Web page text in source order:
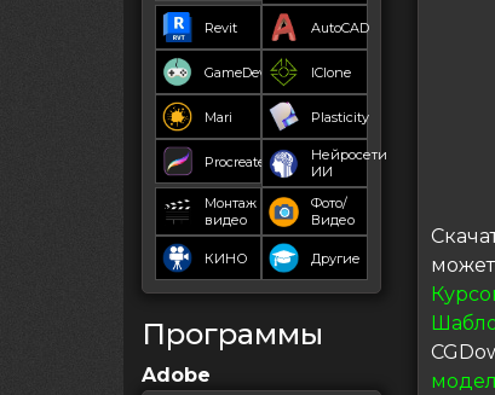
Revit AutoCAD
GameDev IClone
Mari Plasticity
Procreate
Нейросети
ИИ
Монтаж
видео
Фото/
Видео
КИНО Другие
Программы
Adobe